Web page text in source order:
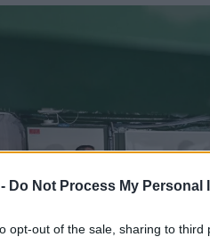
Do Not Process My Personal
opt-out of the sale, sharing to